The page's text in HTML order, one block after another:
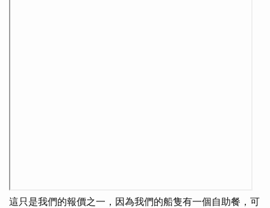
這只是我們的報價之一，因為我們的船隻有一個自助餐，可